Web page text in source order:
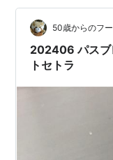
のみ) suzuriグッ
50歳からのフ
202406 パスブ
トセトラ